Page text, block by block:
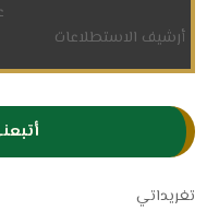
أرشيف الاستطلاعات
تغريداتي